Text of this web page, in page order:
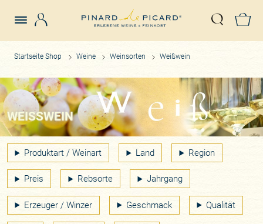
Suche
Startseite Shop Weine Weinsorten Weißwein
WEISSWEIN
Produktart / Weinart Land Region
Preis Rebsorte Jahrgang
Erzeuger / Winzer Geschmack Qualität